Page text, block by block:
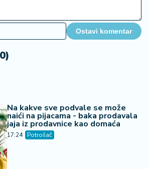
Ostavi komentar
Na kakve sve podvale se može
naići na pijacama - baka prodavala
jaja iz prodavnice kao domaća
17:24 Potrošač